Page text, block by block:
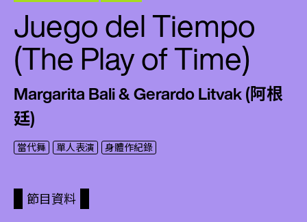
Juego del Tiempo
(The Play of Time)
Margarita Bali & Gerardo Litvak (阿根
廷)
當代舞 單人表演 身體作紀錄
節目資料